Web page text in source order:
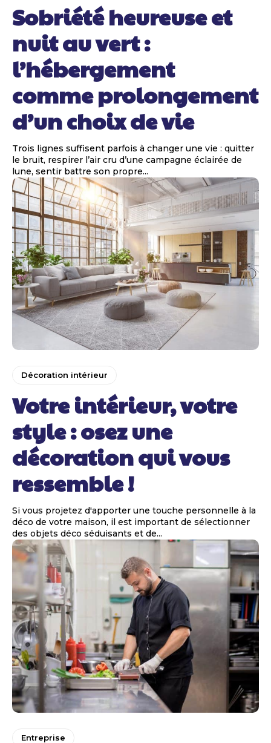
Sobriété heureuse et
nuit au vert :
l’hébergement
comme prolongement
d’un choix de vie
Trois lignes suffisent parfois à changer une vie : quitter
le bruit, respirer l’air cru d’une campagne éclairée de
lune, sentir battre son propre...
Décoration intérieur
Votre intérieur, votre
style : osez une
décoration qui vous
ressemble !
Si vous projetez d'apporter une touche personnelle à la
déco de votre maison, il est important de sélectionner
des objets déco séduisants et de...
Entreprise